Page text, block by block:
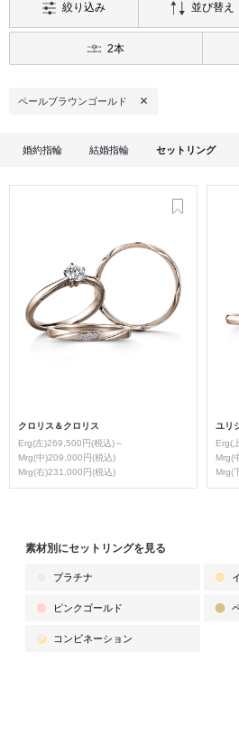
絞り込み 並び替え
2本
ペールブラウンゴールド
婚約指輪 結婚指輪 セットリング
クロリス＆クロリス
Erg(左)269,500円(税込)～
Mrg(中)209,000円(税込)
Mrg(右)231,000円(税込)
ユリ
Erg(
Mrg(
Mrg(
素材別にセットリングを見る
プラチナ
ピンクゴールド
コンビネーション